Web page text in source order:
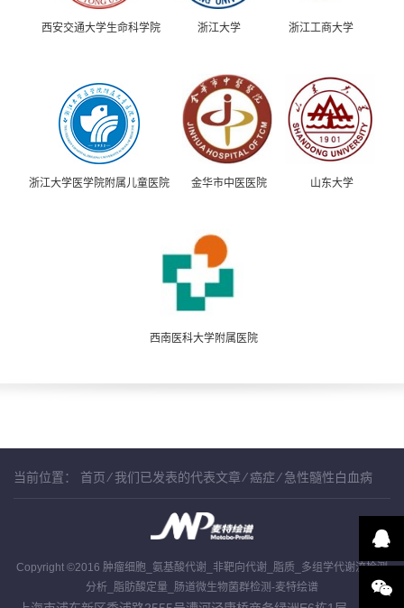
西安交通大学生命科学院 浙江大学 浙江工商大学
浙江大学医学院附属儿童医院 金华市中医医院 山东大学
西南医科大学附属医院
当前位置： 首页⁄我们已发表的代表文章⁄癌症⁄急性髓性白血病
Copyright ©2016 肿瘤细胞_氨基酸代谢_非靶向代谢_脂质_多组学代谢流检测
分析_脂肪酸定量_肠道微生物菌群检测-麦特绘谱